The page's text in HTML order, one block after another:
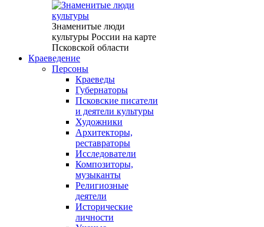
Знаменитые люди
культуры России на карте
Псковской области
Краеведение
Персоны
Краеведы
Губернаторы
Псковские писатели
и деятели культуры
Художники
Архитекторы,
реставраторы
Исследователи
Композиторы,
музыканты
Религиозные
деятели
Исторические
личности